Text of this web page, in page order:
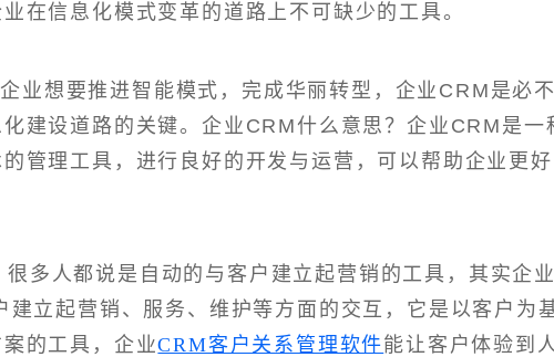
在信息化模式变革的道路上不可缺少的工具。
业想要推进智能模式，完成华丽转型，企业CRM是必不
建设道路的关键。企业CRM什么意思？企业CRM是一
管理工具，进行良好的开发与运营，可以帮助企业更好
多人都说是自动的与客户建立起营销的工具，其实企业
建立起营销、服务、维护等方面的交互，它是以客户为
的工具，企业CRM客户关系管理软件能让客户体验到人